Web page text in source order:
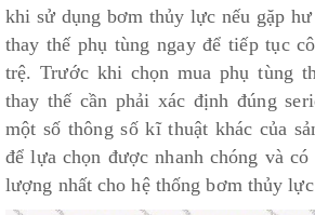
khi sử dụng bơm thủy lực nếu gặp
thay thế phụ tùng ngay để tiếp tục
trệ. Trước khi chọn mua phụ tùng
thay thế cần phải xác định đúng
một số thông số kĩ thuật khác của
để lựa chọn được nhanh chóng và
lượng nhất cho hệ thống bơm thủy lực